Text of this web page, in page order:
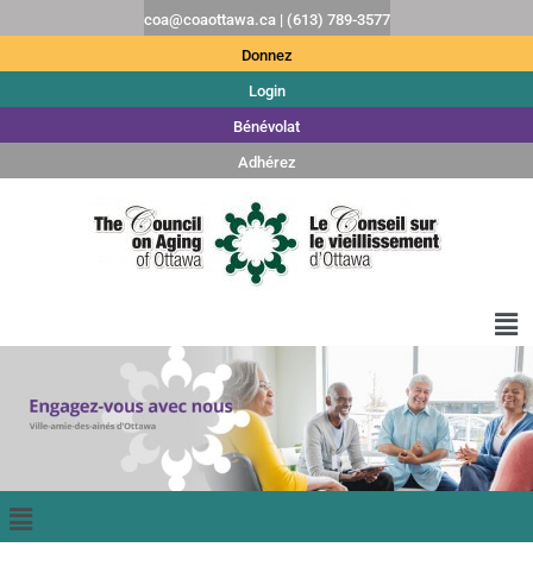
coa@coaottawa.ca | (613) 789-3577
Donnez
Login
Bénévolat
Adhérez